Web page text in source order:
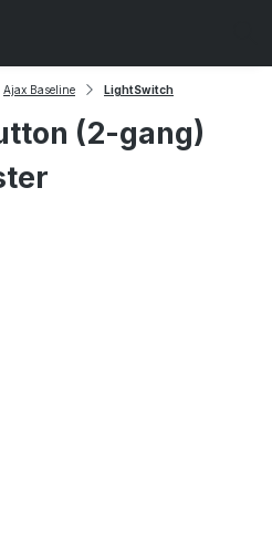
Ajax Baseline LightSwitch
(2-gang)